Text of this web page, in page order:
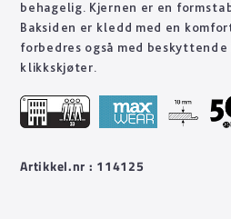
behagelig. Kjernen er en
Baksiden er kledd med en
forbedres også med beskyttende
klikkskjøter.
Artikkel.nr : 114125